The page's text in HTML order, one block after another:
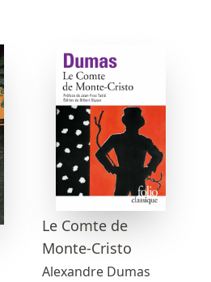
Le Comte de
Monte-Cristo
Alexandre Dumas